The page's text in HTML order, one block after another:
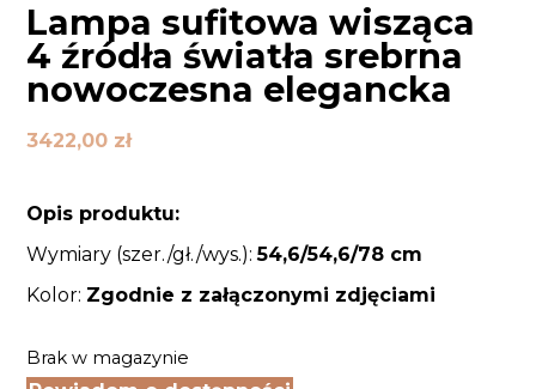
Lampa sufitowa wisząca
4 źródła światła srebrna
nowoczesna elegancka
3422,00 zł
Opis produktu:
Wymiary (szer./gł./wys.):54,6/54,6/78 cm
Kolor: Zgodnie z załączonymi zdjęciami
Brak w magazynie